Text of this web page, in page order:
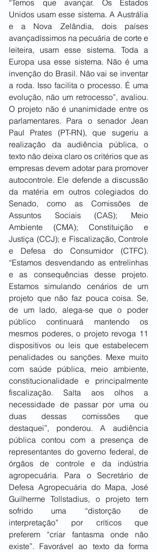
“Temos que avançar. Os Estados
Unidos usam esse sistema. A Austrália
e a Nova Zelândia, dois países
avançadíssimos na pecuária de corte e
leiteira, usam esse sistema. Toda a
Europa usa esse sistema. Não é uma
invenção do Brasil. Não vai se inventar
a roda. Isso facilita o processo. É uma
evolução, não um retrocesso”, avaliou.
O projeto não é unanimidade entre os
parlamentares. Para o senador Jean
Paul Prates (PT-RN), que sugeriu a
realização da audiência pública, o
texto não deixa claro os critérios que as
empresas devem adotar para promover
autocontrole. Ele defende a discussão
da matéria em outros colegiados do
Senado, como as Comissões de
Assuntos Sociais (CAS); Meio
Ambiente (CMA); Constituição e
Justiça (CCJ); e Fiscalização, Controle
e Defesa do Consumidor (CTFC).
“Estamos desvendando as entrelinhas
e as consequências desse projeto.
Estamos simulando cenários de um
projeto que não faz pouca coisa. Se,
de um lado, alega-se que o poder
público continuará mantendo os
mesmos poderes, o projeto revoga 11
dispositivos ou leis que estabelecem
penalidades ou sanções. Mexe muito
com saúde pública, meio ambiente,
constitucionalidade e principalmente
fiscalização. Salta aos olhos a
necessidade de passar por uma ou
duas dessas comissões que
destaquei”, ponderou. A audiência
pública contou com a presença de
representantes do governo federal, de
órgãos de controle e da indústria
agropecuária. Para o Secretário de
Defesa Agropecuária do Mapa, José
Guilherme Tollstadius, o projeto tem
sofrido uma “distorção de
interpretação” por críticos que
preferem “criar fantasma onde não
existe”. Favorável ao texto da forma